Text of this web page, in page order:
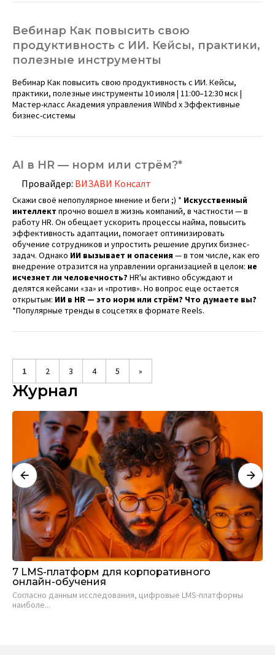
Вебинар Как повысить свою
продуктивность с ИИ. Кейсы, практики,
полезные инструменты
Вебинар Как повысить свою продуктивность с ИИ. Кейсы,
практики, полезные инструменты 10 июля | 11:00–12:30 мск |
Мастер-класс Академия управления WINbd х Эффективные
бизнес-системы
AI в HR — норм или стрём?*
Провайдер: ВИЗАВИ Консалт
Скажи своё непопулярное мнение и беги ;) * Искусственный
интеллект прочно вошел в жизнь компаний, в частности — в
работу HR. Он обещает ускорить процессы найма, повысить
эффективность адаптации, помогает оптимизировать
обучение сотрудников и упростить решение других бизнес-
задач. Однако ИИ вызывает и опасения — в том числе, как его
внедрение отразится на управлении организацией в целом: не
исчезнет ли человечность? HR'ы активно обсуждают и
делятся кейсами «за» и «против». Но вопрос еще остается
открытым: ИИ в HR — это норм или стрём?​ Что думаете вы?
*Популярные тренды в соцсетях в формате Reels.
1 2 3 4 5 »
Журнал
7 LMS-платформ для корпоративного
онлайн-обучения
Согласно данным исследования, цифровые LMS-платформы
наиболе...